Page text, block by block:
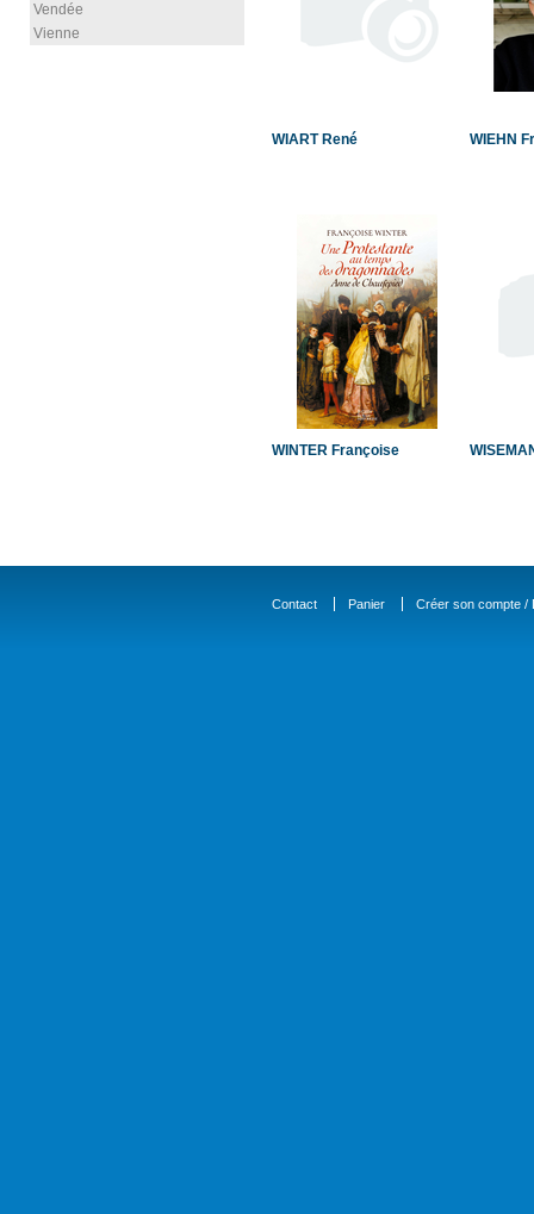
Vendée
Vienne
WIART René WIEHN
WINTER Françoise
Contact Panier Créer son compte /